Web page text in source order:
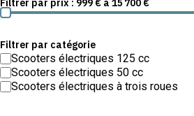
Filtrer par prix : 999 € à 15 700 €
Filtrer par catégorie
Scooters électriques 125 cc
Scooters électriques 50 cc
Scooters électriques à trois roues